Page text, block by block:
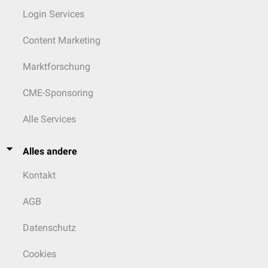
Login Services
Content Marketing
Marktforschung
CME-Sponsoring
Alle Services
Alles andere
Kontakt
AGB
Datenschutz
Cookies